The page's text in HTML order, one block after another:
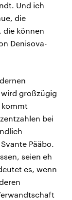
Und ich
die
die können
Denisova-
großzügig
kommt
bei
Pääbo.
seien eh
es, wenn